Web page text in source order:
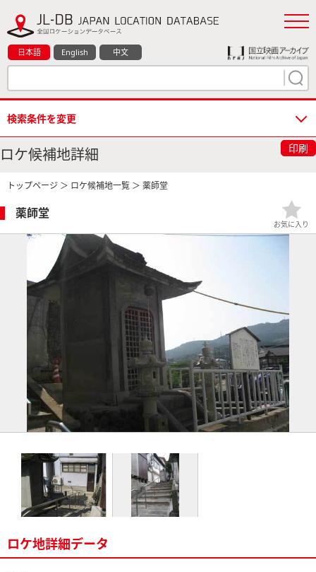
日本語 English 中文
検索条件を変更
ロケ候補地詳細 印刷
トップページ ＞ ロケ候補地一覧 ＞ 薬師堂
薬師堂
お気に入り
ロケ地詳細データ